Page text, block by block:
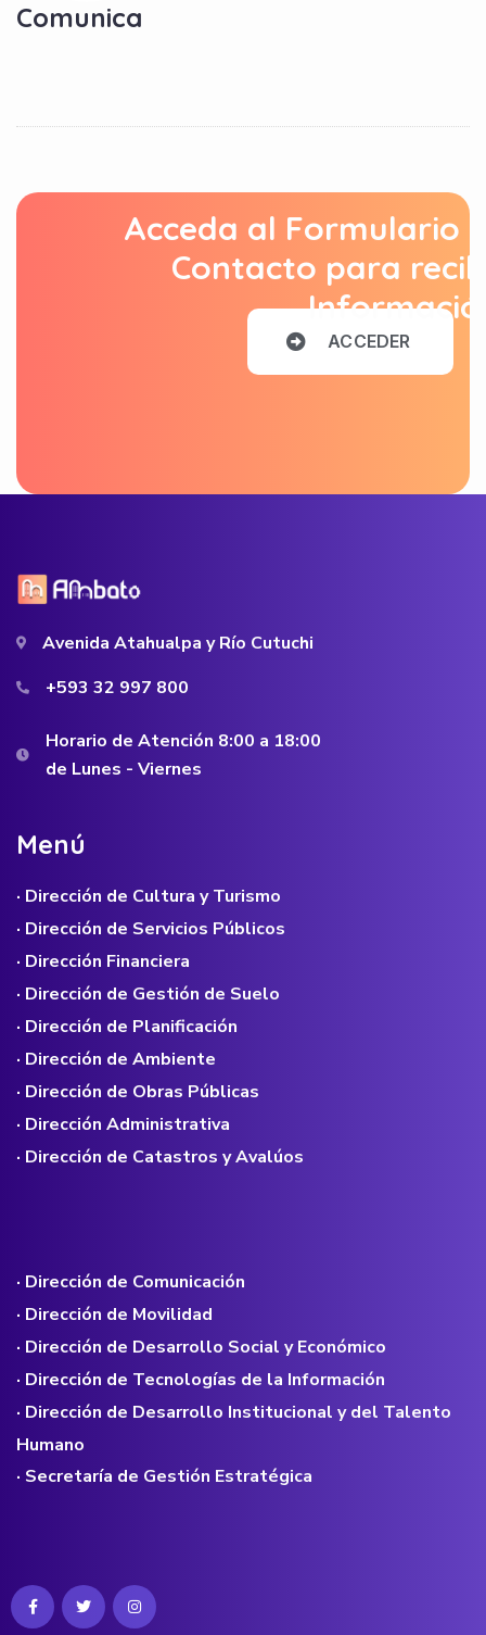
Comunica
Acceda al Formulario
Contacto para
ACCEDER
Avenida Atahualpa y Río Cutuchi
+593 32 997 800
Horario de Atención 8:00 a 18:00
de Lunes - Viernes
Menú
· Dirección de Cultura y Turismo
· Dirección de Servicios Públicos
· Dirección Financiera
· Dirección de Gestión de Suelo
· Dirección de Planificación
· Dirección de Ambiente
· Dirección de Obras Públicas
· Dirección Administrativa
· Dirección de Catastros y Avalúos
· Dirección de Comunicación
· Dirección de Movilidad
· Dirección de Desarrollo Social y Económico
· Dirección de Tecnologías de la Información
· Dirección de Desarrollo Institucional y del Talento
Humano
· Secretaría de Gestión Estratégica